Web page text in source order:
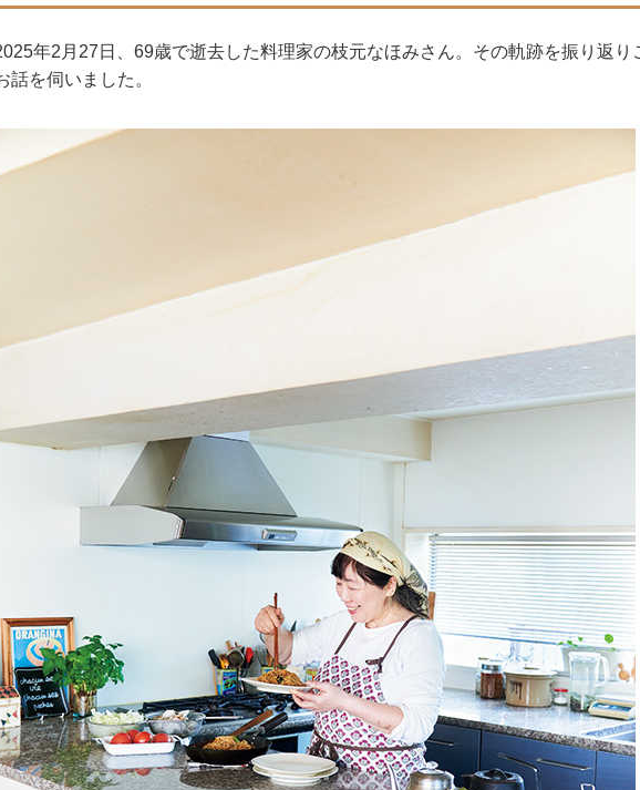
年2月27日、69歳で逝去した料理家の枝元なほみさん。その軌跡を振り返り
話を伺いました。